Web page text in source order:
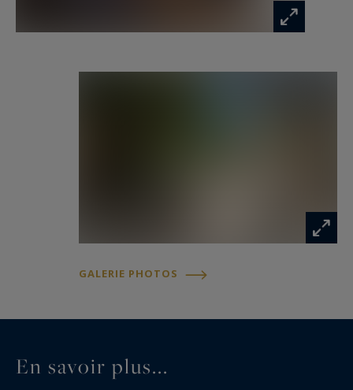
Les informations sur les risques auxquels ce
GALERIE PHOTOS
En savoir plus...